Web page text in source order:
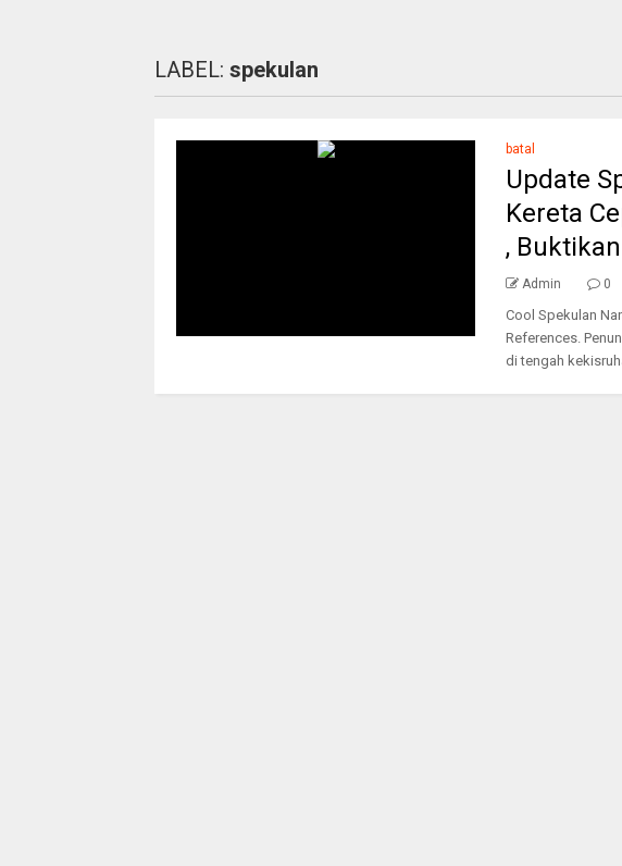
LABEL: spekulan
batal
Update
Kereta
,
Admin 0
Cool Spekulan
References.
di tengah